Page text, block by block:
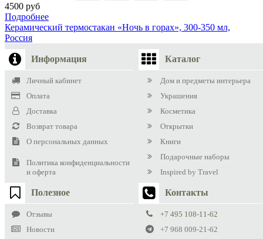
4500 руб
Подробнее
Керамический термостакан «Ночь в горах», 300-350 мл,
Россия
Информация
Личный кабинет
Оплата
Доставка
Возврат товара
О персональных данных
Политика конфиденциальности
и оферта
Каталог
Дом и предметы интерьера
Украшения
Косметика
Открытки
Книги
Подарочные наборы
Inspired by Travel
Полезное
Отзывы
Новости
Контакты
+7 495 108-11-62
+7 968 009-21-62